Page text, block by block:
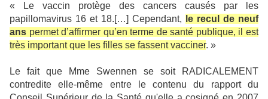
« Le vaccin protège des cancers causés par les
papillomavirus 16 et 18.[…] Cependant,
le recul de neuf
ans permet d’affirmer qu’en terme de santé publique, il est
très important que les filles se fassent vacciner. »
Le fait que Mme Swennen se soit RADICALEMENT
contredite elle-même entre le contenu du rapport du